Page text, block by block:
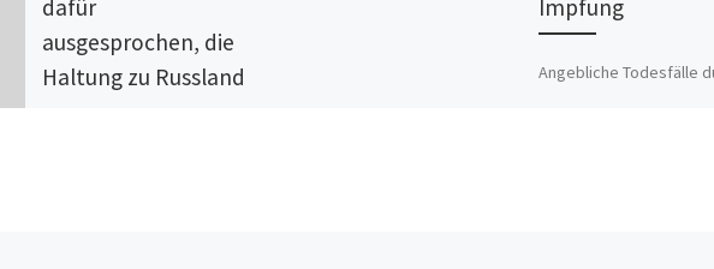
dafür
ausgesprochen, die
Haltung zu Russland
Impfung
Angebliche Todesfälle